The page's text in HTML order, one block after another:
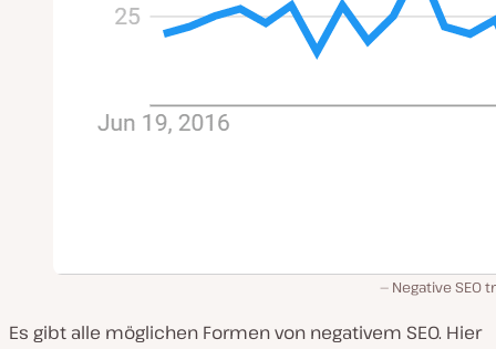
Negative SEO
Es gibt alle möglichen Formen von negativem SEO. Hier